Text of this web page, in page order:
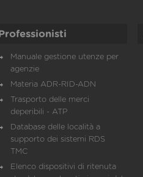
Professionisti
Manuale gestione utenze per
agenzie
Materia ADR-RID-ADN
Trasporto delle merci
deperibili - ATP
Database delle località a
supporto dei sistemi RDS
TMC
Elenco dispositivi di ritenuta